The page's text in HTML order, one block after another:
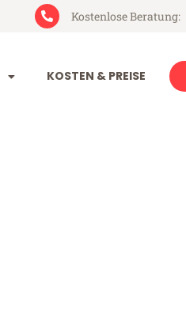
Kostenlose Beratung:
KOSTEN & PREISE